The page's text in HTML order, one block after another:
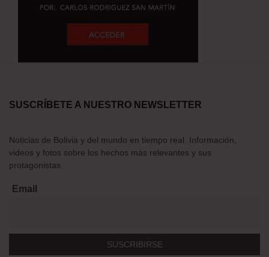
SUSCRÍBETE A NUESTRO NEWSLETTER
Noticias de Bolivia y del mundo en tiempo real. Información,
videos y fotos sobre los hechos más relevantes y sus
protagonistas.
Email